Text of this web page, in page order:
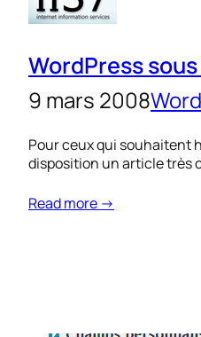
WordPress sous
9 mars 2008
Pour ceux qui souhaitent
disposition un article très
Read more →